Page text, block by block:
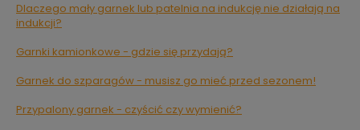
Dlaczego mały garnek lub patelnia na indukcję nie działają na
indukcji?
Garnki kamionkowe - gdzie się przydają?
Garnek do szparagów - musisz go mieć przed sezonem!
Przypalony garnek - czyścić czy wymienić?